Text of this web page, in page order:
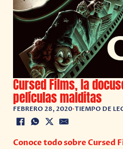
Cursed Films, la
películas malditas
FEBRERO 28, 2020•TIEMPO DE
Conoce todo sobre Cursed